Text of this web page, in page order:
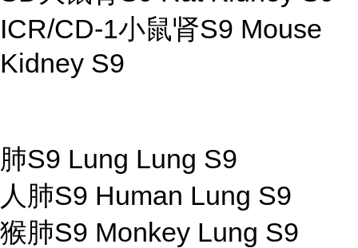
ICR/CD-1小鼠肾S9 Mouse
Kidney S9
肺S9 Lung Lung S9
人肺S9 Human Lung S9
猴肺S9 Monkey Lung S9